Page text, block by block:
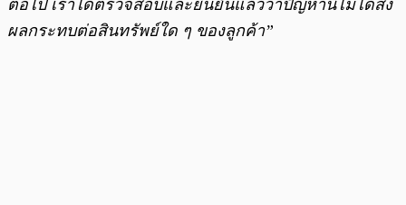
ต่อไป เราได้ตรวจสอบและยืนยันแล้วว่าปัญหานี้ไม่ได้ส่ง
ผลกระทบต่อสินทรัพย์ใด ๆ ของลูกค้า”